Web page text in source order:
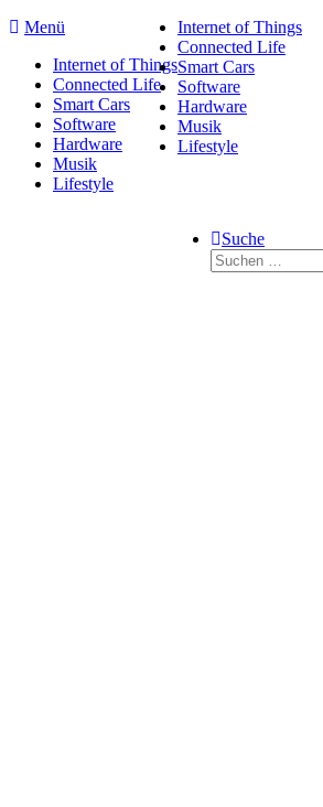
Direkt
Inhalt
Menü
Internet of Things
Connected Life
Smart Cars
Software
Hardware
Musik
Lifestyle
Suche
Suchen
nach:
Internet of Things
Connected Life
Smart Cars
Software
Hardware
Musik
Lifestyle